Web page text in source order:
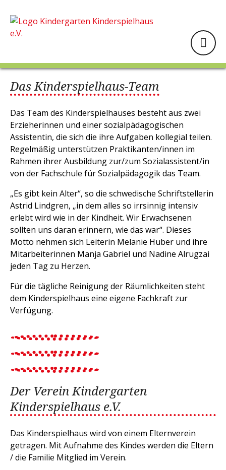
Das Kinderspielhaus-Team
Das Team des Kinderspielhauses besteht aus zwei
Erzieherinnen und einer sozialpädagogischen
Assistentin, die sich die ihre Aufgaben kollegial teilen.
Regelmäßig unterstützen Praktikanten/innen im
Rahmen ihrer Ausbildung zur/zum Sozialassistent/in
von der Fachschule für Sozialpädagogik das Team.
„Es gibt kein Alter“, so die schwedische Schriftstellerin
Astrid Lindgren, „in dem alles so irrsinnig intensiv
erlebt wird wie in der Kindheit. Wir Erwachsenen
sollten uns daran erinnern, wie das war“. Dieses
Motto nehmen sich Leiterin Melanie Huber und ihre
Mitarbeiterinnen Manja Gabriel und Nadine Alrugzai
jeden Tag zu Herzen.
Für die tägliche Reinigung der Räumlichkeiten steht
dem Kinderspielhaus eine eigene Fachkraft zur
Verfügung.
Der Verein Kindergarten
Kinderspielhaus e.V.
Das Kinderspielhaus wird von einem Elternverein
getragen. Mit Aufnahme des Kindes werden die Eltern
/ die Familie Mitglied im Verein.